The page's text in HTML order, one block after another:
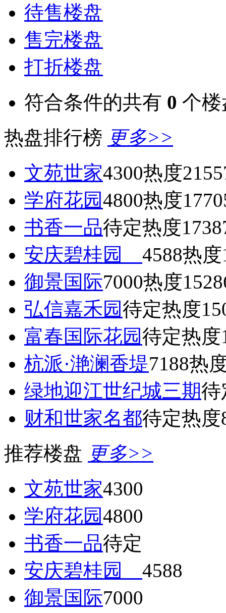
待售楼盘
售完楼盘
打折楼盘
符合条件的共有 0 个楼
热盘排行榜 更多>>
文苑世家4300热度
学府花园4800热度
书香一品待定热度
安庆碧桂园 4588热度
御景国际7000热度
弘信嘉禾园待定热度
富春国际花园待定热度
杭派·滟澜香堤7188热
绿地迎江世纪城三期待
财和世家名都待定热度
推荐楼盘 更多>>
文苑世家4300
学府花园4800
书香一品待定
安庆碧桂园 4588
御景国际7000